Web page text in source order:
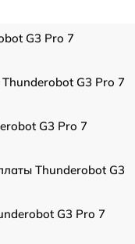
G3 Pro 7
G3 Pro 7
G3 Pro 7
Thunderobot G3
G3 Pro 7